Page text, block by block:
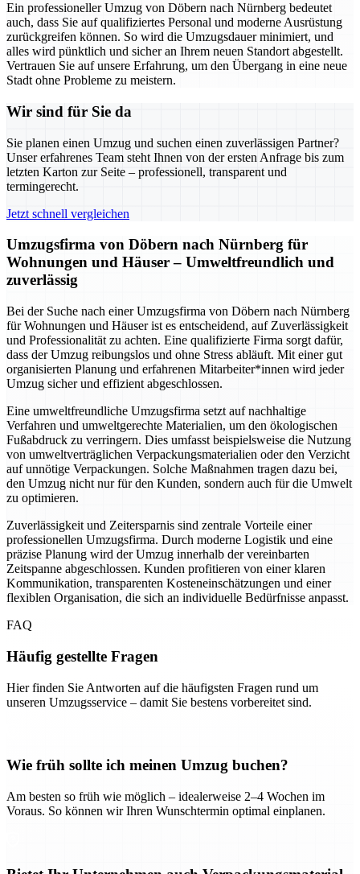
Ein professioneller Umzug von Döbern nach Nürnberg bedeutet
auch, dass Sie auf qualifiziertes Personal und moderne Ausrüstung
zurückgreifen können. So wird die Umzugsdauer minimiert, und
alles wird pünktlich und sicher an Ihrem neuen Standort abgestellt.
Vertrauen Sie auf unsere Erfahrung, um den Übergang in eine neue
Stadt ohne Probleme zu meistern.
Wir sind für Sie da
Sie planen einen Umzug und suchen einen zuverlässigen Partner?
Unser erfahrenes Team steht Ihnen von der ersten Anfrage bis zum
letzten Karton zur Seite – professionell, transparent und
termingerecht.
Jetzt schnell vergleichen
Umzugsfirma von Döbern nach Nürnberg für
Wohnungen und Häuser – Umweltfreundlich und
zuverlässig
Bei der Suche nach einer Umzugsfirma von Döbern nach Nürnberg
für Wohnungen und Häuser ist es entscheidend, auf Zuverlässigkeit
und Professionalität zu achten. Eine qualifizierte Firma sorgt dafür,
dass der Umzug reibungslos und ohne Stress abläuft. Mit einer gut
organisierten Planung und erfahrenen Mitarbeiter*innen wird jeder
Umzug sicher und effizient abgeschlossen.
Eine umweltfreundliche Umzugsfirma setzt auf nachhaltige
Verfahren und umweltgerechte Materialien, um den ökologischen
Fußabdruck zu verringern. Dies umfasst beispielsweise die Nutzung
von umweltverträglichen Verpackungsmaterialien oder den Verzicht
auf unnötige Verpackungen. Solche Maßnahmen tragen dazu bei,
den Umzug nicht nur für den Kunden, sondern auch für die Umwelt
zu optimieren.
Zuverlässigkeit und Zeitersparnis sind zentrale Vorteile einer
professionellen Umzugsfirma. Durch moderne Logistik und eine
präzise Planung wird der Umzug innerhalb der vereinbarten
Zeitspanne abgeschlossen. Kunden profitieren von einer klaren
Kommunikation, transparenten Kosteneinschätzungen und einer
flexiblen Organisation, die sich an individuelle Bedürfnisse anpasst.
FAQ
Häufig gestellte Fragen
Hier finden Sie Antworten auf die häufigsten Fragen rund um
unseren Umzugsservice – damit Sie bestens vorbereitet sind.
Wie früh sollte ich meinen Umzug buchen?
Am besten so früh wie möglich – idealerweise 2–4 Wochen im
Voraus. So können wir Ihren Wunschtermin optimal einplanen.